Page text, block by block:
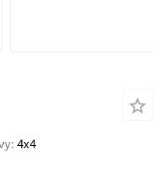
4x4